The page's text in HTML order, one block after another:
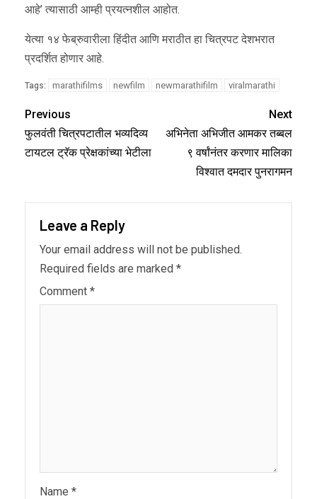
आहे’ त्यासाठी आम्ही प्रयत्नशील आहोत.
येत्या १४ फेब्रुवारीला हिंदीत आणि मराठीत हा चित्रपट देशभरात
प्रदर्शित होणार आहे.
Tags: marathifilms newfilm newmarathifilm viralmarathi
Previous
फुलवंती चित्रपटातील भव्यदिव्य
टायटल ट्रॅक प्रेक्षकांच्या भेटीला
Next
अभिनेता अभिजीत आमकर तब्बल
९ वर्षांनंतर करणार मालिका
विश्वात दमदार पुनरागमन
Leave a Reply
Your email address will not be published.
Required fields are marked *
Comment *
Name *